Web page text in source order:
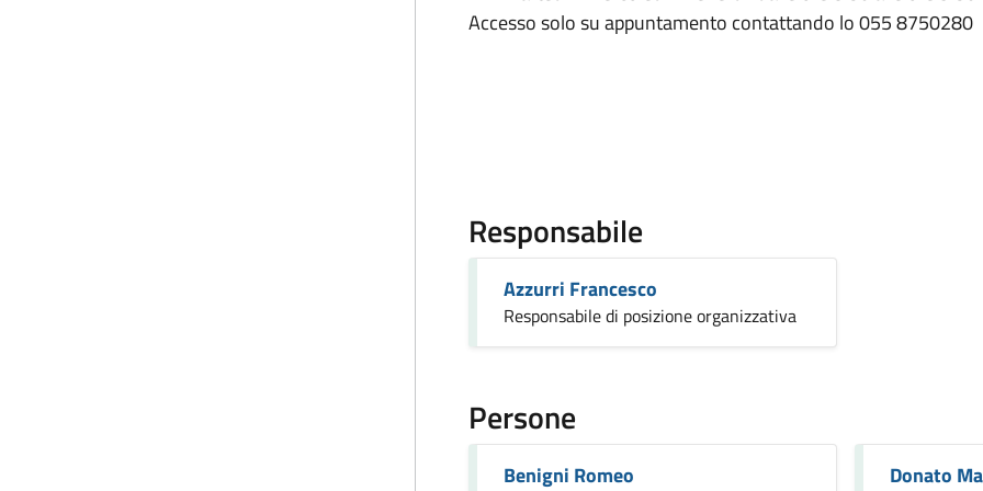
Accesso solo su appuntamento contattando lo 055 8750280
Responsabile
Azzurri Francesco
Responsabile di posizione organizzativa
Persone
Benigni Romeo Donato